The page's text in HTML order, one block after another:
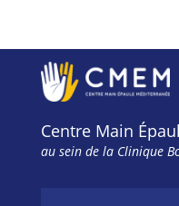
Centre Main
au sein de la Clinique